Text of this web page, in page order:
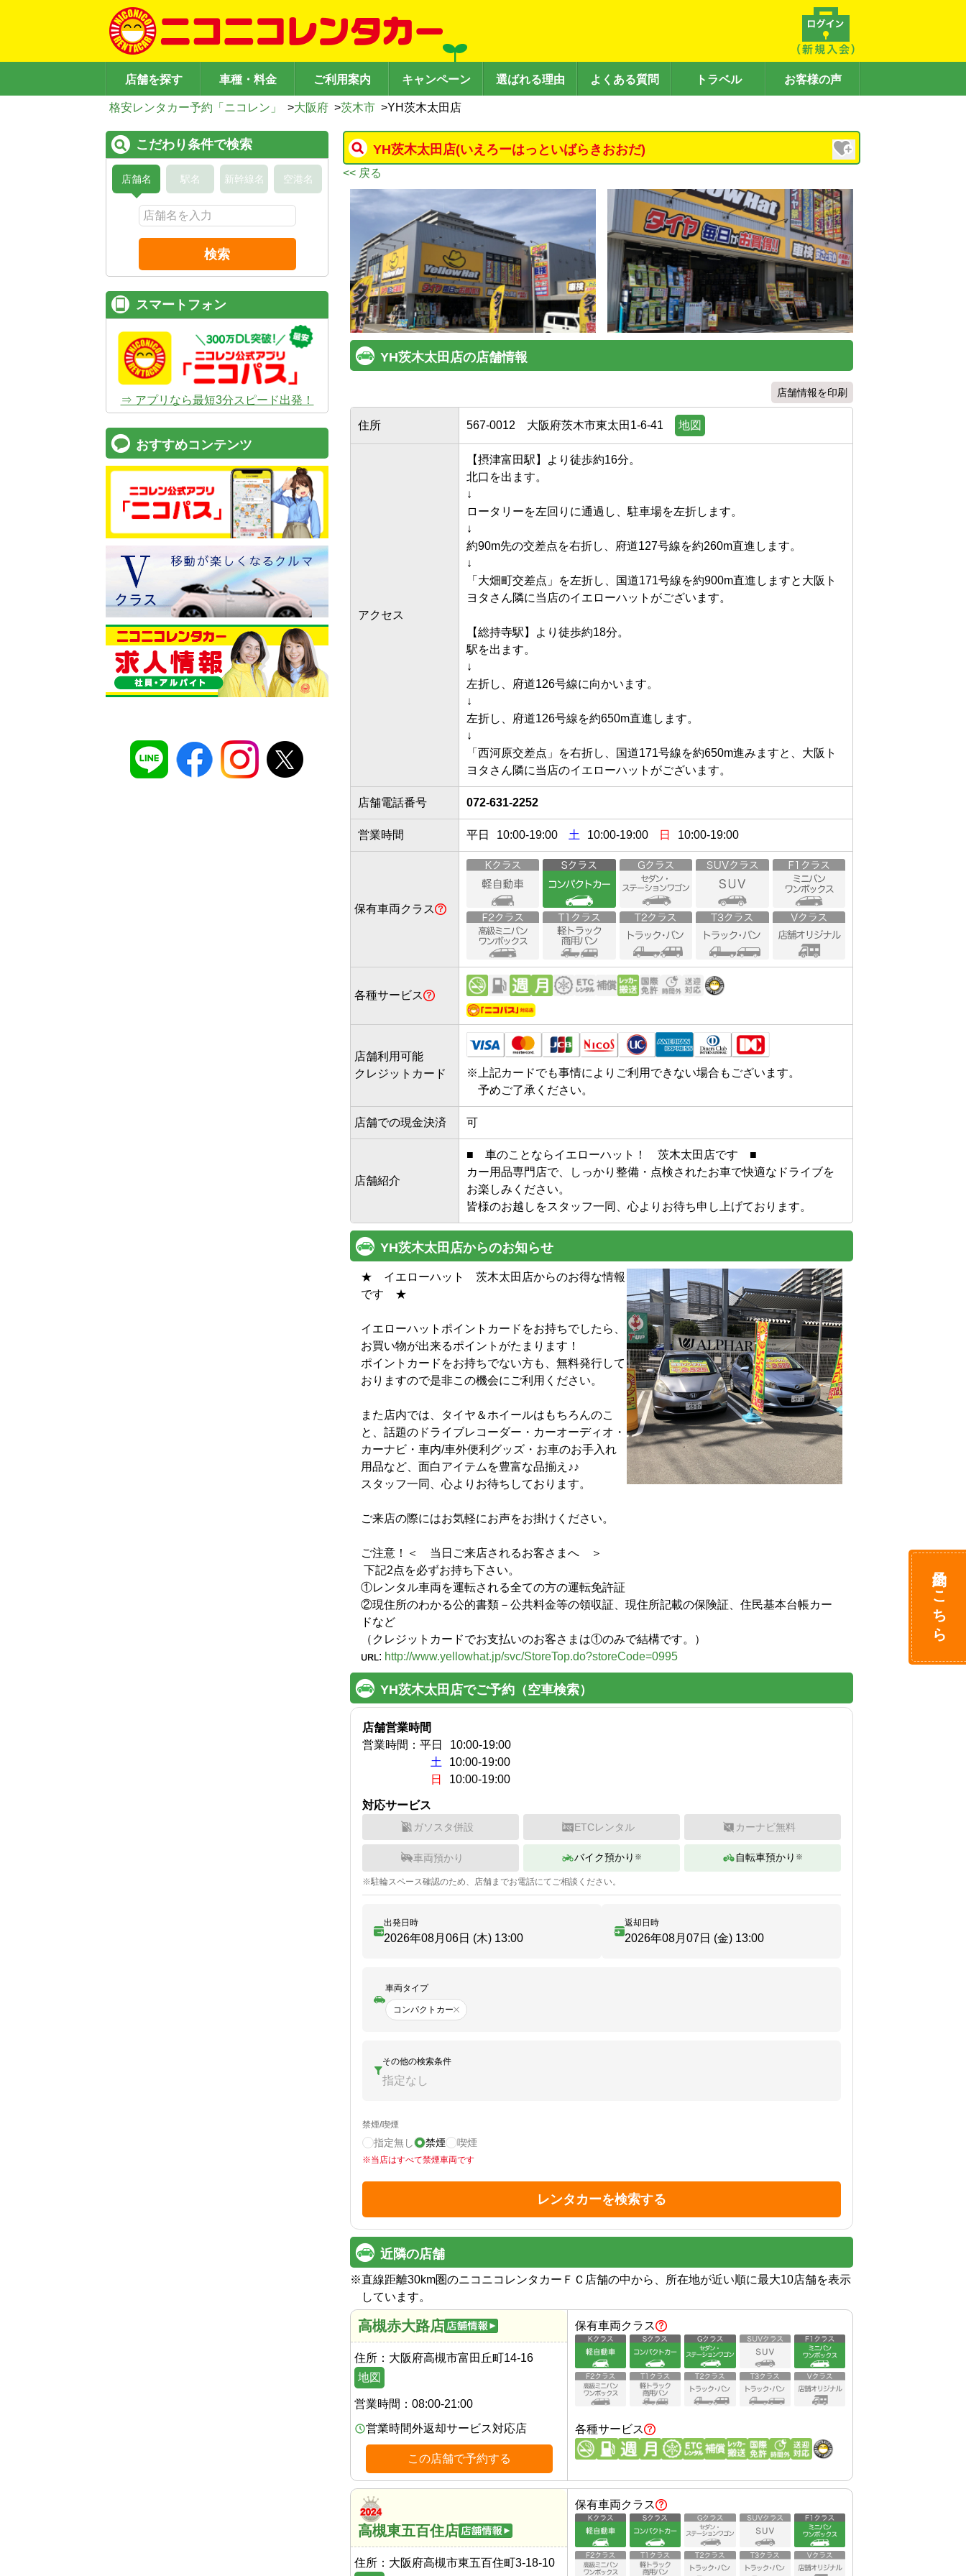
店舗を探す 車種・料金 ご利用案内 キャンペーン 選ばれる理由 よくある質問 トラベル お客様の声
格安レンタカー予約「ニコレン」 >大阪府 >茨木市 >YH茨木太田店
YH茨木太田店(いえろーはっといばらきおおだ)
<< 戻る
YH茨木太田店の店舗情報
店舗情報を印刷
住所 567-0012 大阪府茨木市東太田1-6-41 地図
アクセス
【摂津富田駅】より徒歩約16分。
北口を出ます。
↓
ロータリーを左回りに通過し、駐車場を左折します。
↓
約90m先の交差点を右折し、府道127号線を約260m直進します。
↓
「大畑町交差点」を左折し、国道171号線を約900m直進しますと大阪ト
ヨタさん隣に当店のイエローハットがございます。
【総持寺駅】より徒歩約18分。
駅を出ます。
↓
左折し、府道126号線に向かいます。
↓
左折し、府道126号線を約650m直進します。
↓
「西河原交差点」を右折し、国道171号線を約650m進みますと、大阪ト
店舗電話番号 072-631-2252
営業時間 平日 10:00-19:00 土 10:00-19:00 日 10:00-19:00
保有車両クラス
各種サービス
店舗利用可能
クレジットカード
※ 上記カードでも事情によりご利用できない場合もございます。
予めご了承ください。
店舗での現金決済 可
店舗紹介
■　車のことならイエローハット！　茨木太田店です　■
カー用品専門店で、しっかり整備・点検されたお車で快適なドライブを
お楽しみください。
YH茨木太田店からのお知らせ
★　イエローハット　茨木太田店からのお得な情報
です　★
イエローハットポイントカードをお持ちでしたら、
お買い物が出来るポイントがたまります！
ポイントカードをお持ちでない方も、無料発行して
おりますので是非この機会にご利用ください。
また店内では、タイヤ＆ホイールはもちろんのこ
と、話題のドライブレコーダー・カーオーディオ・
カーナビ・車内/車外便利グッズ・お車のお手入れ
用品など、面白アイテムを豊富な品揃え♪♪
スタッフ一同、心よりお待ちしております。
ご来店の際にはお気軽にお声をお掛けください。
ご注意！＜　当日ご来店されるお客さまへ　＞
①レンタル車両を運転される全ての方の運転免許証
②現住所のわかる公的書類－公共料金等の領収証、現住所記載の保険証、住民基本台帳カー
ドなど
（クレジットカードでお支払いのお客さまは①のみで結構です。）
: http://www.yellowhat.jp/svc/StoreTop.do?storeCode=0995
YH茨木太田店でご予約（空車検索）
店舗営業時間
営業時間： 平日 10:00-19:00
土
10:00-19:00
日
10:00-19:00
対応サービス
ガソスタ併設 ETCレンタル カーナビ無料
車両預かり バイク預かり ※ 自転車預かり ※
※駐輪スペース確認のため、店舗までお電話にてご相談ください。
出発日時
2026年08月06日 (木) 13:00
返却日時
2026年08月07日 (金) 13:00
車両タイプ
コンパクトカー
その他の検索条件
指定なし
禁煙/喫煙
指定無し 禁煙 喫煙
※当店はすべて禁煙車両です
レンタカーを検索する
近隣の店舗
※直線距離30km圏のニコニコレンタカーＦＣ店舗の中から、所在地が近い順に最大10店舗を表示
しています。
高槻赤大路店
住所： 大阪府高槻市富田丘町14-16
地図
営業時間： 08:00-21:00
営業時間外返却サービス対応店
この店舗で予約する
保有車両クラス
各種サービス
高槻東五百住店
住所： 大阪府高槻市東五百住町3-18-10
保有車両クラス
予約はこちら
こだわり条件で検索
店舗名 駅名 新幹線名 空港名
検索
スマートフォン
⇒ アプリなら最短3分スピード出発！
おすすめコンテンツ